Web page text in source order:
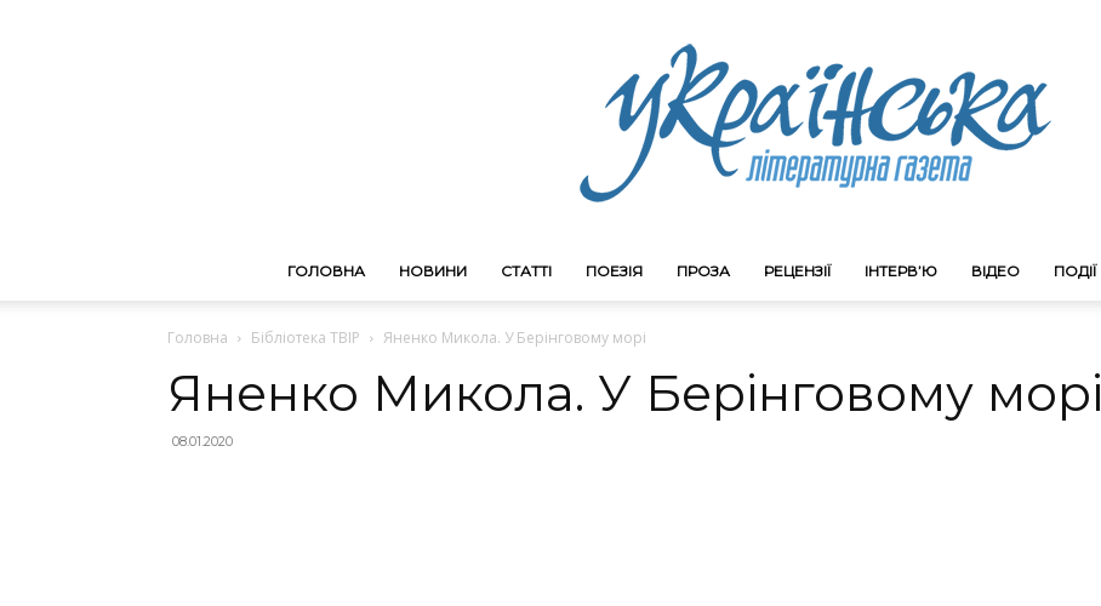
ГОЛОВНА НОВИНИ СТАТТІ ПОЕЗІЯ ПРОЗА РЕЦЕНЗІЇ ІНТЕРВ’Ю ВІДЕО ПОДІЇ
Головна Бібліотека ТВІР Яненко Микола. У Берінговому морі
Яненко Микола. У Берінговому морі
08.01.2020